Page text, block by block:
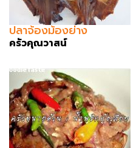
ปลาจ้องม้องย่าง
ครัวคุณวาสน์